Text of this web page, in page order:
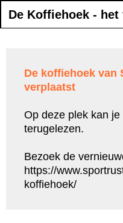
De Koffiehoek -
De koffiehoek van
verplaatst
Op deze plek kan
terugelezen.
Bezoek de
https://
koffiehoek/